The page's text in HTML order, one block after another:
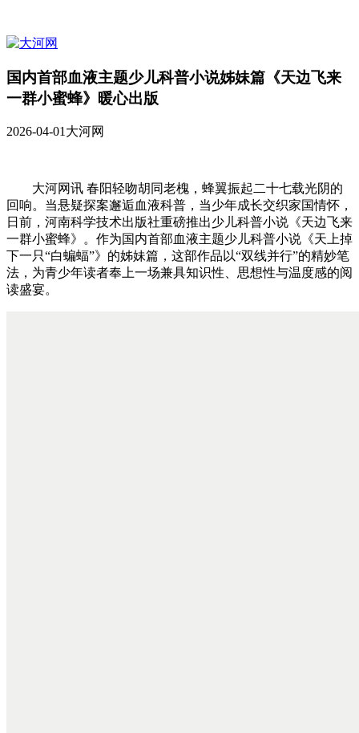
国内首部血液主题少儿科普小说姊妹篇《天边飞来
一群小蜜蜂》暖心出版
2026-04-01大河网
大河网讯 春阳轻吻胡同老槐，蜂翼振起二十七载光阴的
回响。当悬疑探案邂逅血液科普，当少年成长交织家国情怀，
日前，河南科学技术出版社重磅推出少儿科普小说《天边飞来
一群小蜜蜂》。作为国内首部血液主题少儿科普小说《天上掉
下一只“白蝙蝠”》的姊妹篇，这部作品以“双线并行”的精妙笔
法，为青少年读者奉上一场兼具知识性、思想性与温度感的阅
读盛宴。